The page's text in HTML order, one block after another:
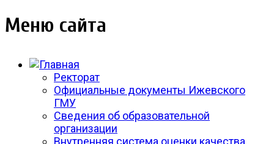
Меню сайта
Ректорат
Официальные документы Ижевского
ГМУ
Сведения об образовательной
организации
Внутренняя система оценки качества